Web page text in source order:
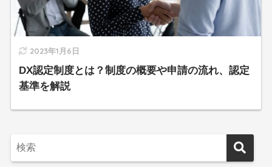
2023年1月6日
DX認定制度とは？制度の概要や申請の流れ、認定
基準を解説